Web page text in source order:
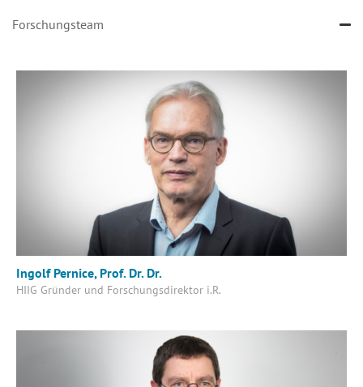
Forschungsteam
Ingolf Pernice, Prof. Dr. Dr.
HIIG Gründer und Forschungsdirektor i.R.